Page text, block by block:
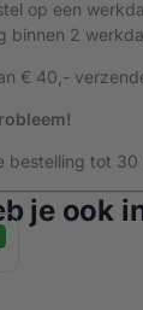
+ levenslange
onze
Luxuriq
op een
binnen 2
€ 40,-
bestelling tot
je ook